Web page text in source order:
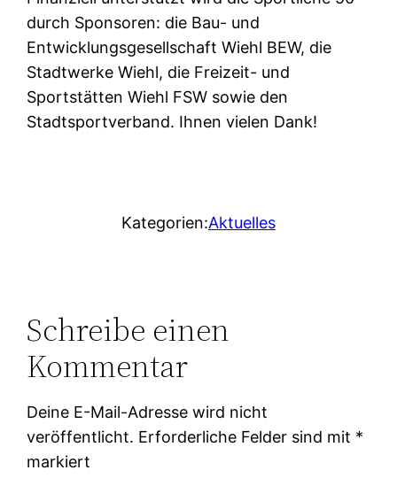
durch Sponsoren: die Bau- und
Entwicklungsgesellschaft Wiehl BEW, die
Stadtwerke Wiehl, die Freizeit- und
Sportstätten Wiehl FSW sowie den
Stadtsportverband. Ihnen vielen Dank!
Kategorien:Aktuelles
Schreibe einen
Kommentar
Deine E-Mail-Adresse wird nicht
veröffentlicht. Erforderliche Felder sind mit *
markiert